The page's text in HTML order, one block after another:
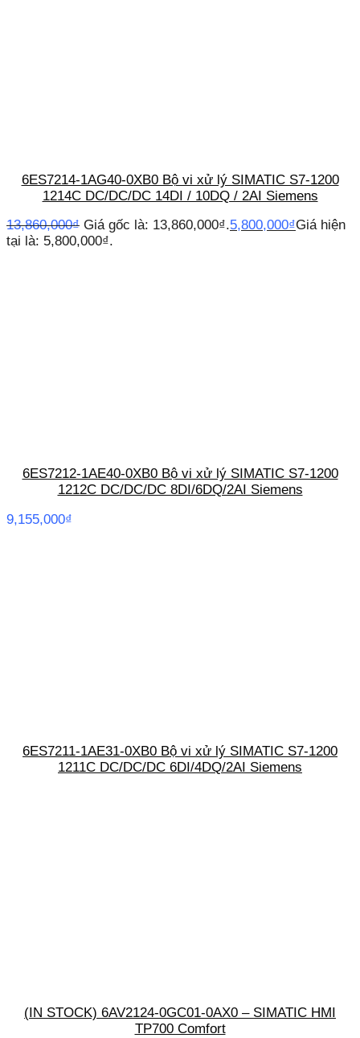
6ES7214-1AG40-0XB0 Bộ vi xử lý SIMATIC S7-1200
1214C DC/DC/DC 14DI / 10DQ / 2AI Siemens
13,860,000₫ Giá gốc là: 13,860,000₫.5,800,000₫Giá hiện
tại là: 5,800,000₫.
6ES7212-1AE40-0XB0 Bộ vi xử lý SIMATIC S7-1200
1212C DC/DC/DC 8DI/6DQ/2AI Siemens
9,155,000₫
6ES7211-1AE31-0XB0 Bộ vi xử lý SIMATIC S7-1200
1211C DC/DC/DC 6DI/4DQ/2AI Siemens
(IN STOCK) 6AV2124-0GC01-0AX0 – SIMATIC HMI
TP700 Comfort